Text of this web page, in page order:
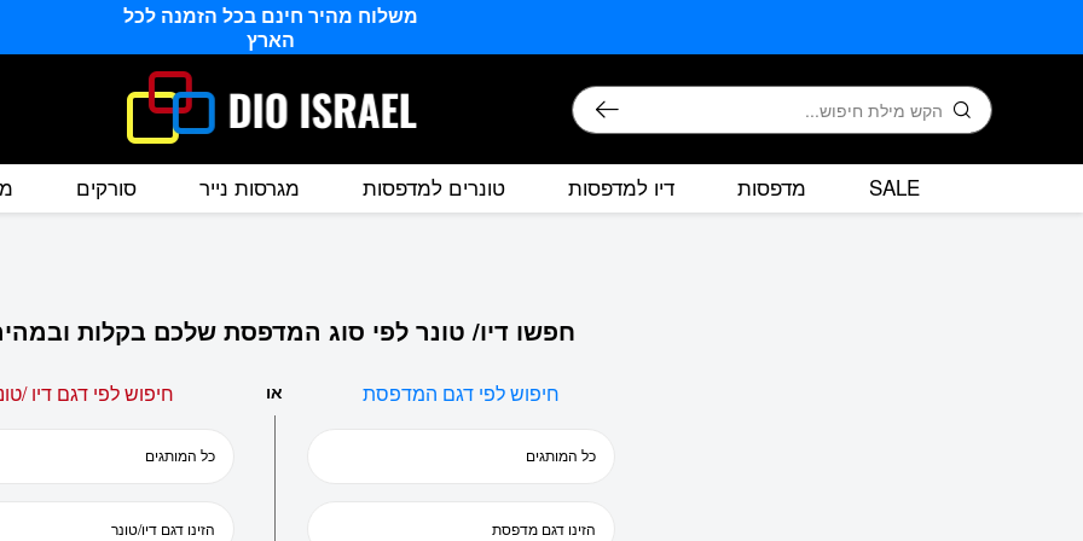
משלוח מהיר חינם בכל הזמנה לכל
הארץ
חיפוש
SALE מדפסות דיו למדפסות טונרים למדפסות מגרסות נייר סורקים
חפשו דיו/ טונר לפי סוג המדפסת שלכם בקלות
חיפוש לפי דגם המדפסת או חיפוש לפי דגם דיו /